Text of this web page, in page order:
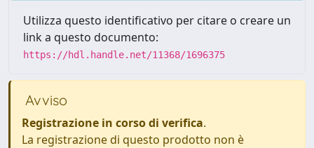
Utilizza questo identificativo per citare o creare un
link a questo documento:
https://hdl.handle.net/11368/1696375
Avviso
Registrazione in corso di verifica.
La registrazione di questo prodotto non è